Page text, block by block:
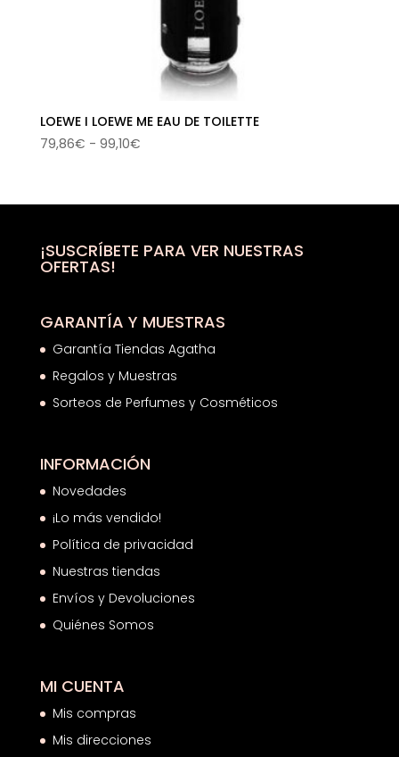
LOEWE I LOEWE ME EAU DE TOILETTE
79,86€ - 99,10€Rango
desde
hasta
¡SUSCRÍBETE PARA VER NUESTRAS
OFERTAS!
GARANTÍA Y MUESTRAS
Garantía Tiendas Agatha
Regalos y Muestras
Sorteos de Perfumes y Cosméticos
INFORMACIÓN
Novedades
¡Lo más vendido!
Política de privacidad
Nuestras tiendas
Envíos y Devoluciones
Quiénes Somos
MI CUENTA
Mis compras
Mis direcciones